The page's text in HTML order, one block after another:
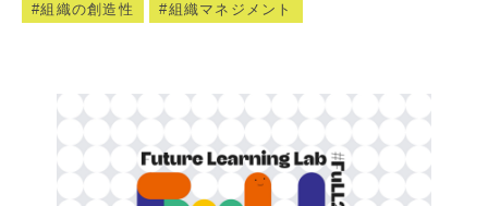
組織の創造性 組織マネジメント